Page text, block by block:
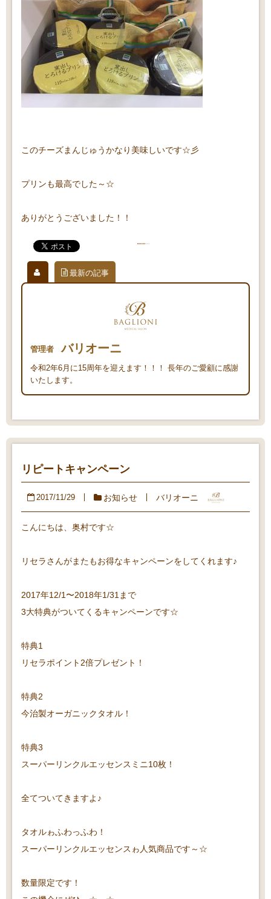
このチーズまんじゅうかなり美味しいです☆彡
プリンも最高でした～☆
ありがとうございました！！
最新の記事
管理者 バリオーニ
令和2年6月に15周年を迎えます！！！ 長年のご愛顧に感謝
いたします。
リピートキャンペーン
2017/11/29 お知らせ バリオーニ
こんにちは、奥村です☆
リセラさんがまたもお得なキャンペーンをしてくれます♪
2017年12/1〜2018年1/31まで
3大特典がついてくるキャンペーンです☆
特典1
リセラポイント2倍プレゼント！
特典2
今治製オーガニックタオル！
特典3
スーパーリンクルエッセンスミニ10枚！
全てついてきますよ♪
タオルゎふわっふわ！
スーパーリンクルエッセンスゎ人気商品です～☆
数量限定です！